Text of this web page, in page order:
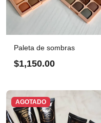
Paleta de sombras
$1,150.00
AGOTADO